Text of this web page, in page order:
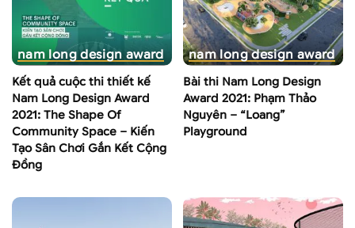
nam long design award
Kết quả cuộc thi thiết kế
Nam Long Design Award
2021: The Shape Of
Community Space – Kiến
Tạo Sân Chơi Gắn Kết Cộng
Đồng
nam long design award
Bài thi Nam Long Design
Award 2021: Phạm Thảo
Nguyên – “Loang”
Playground